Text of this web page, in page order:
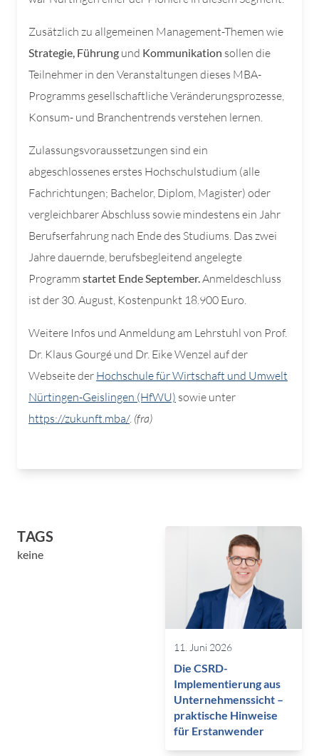
Zusätzlich zu allgemeinen Management-Themen wie
Strategie, Führung und Kommunikation sollen die
Teilnehmer in den Veranstaltungen dieses MBA-
Programms gesellschaftliche Veränderungsprozesse,
Konsum- und Branchentrends verstehen lernen.
Zulassungsvoraussetzungen sind ein
abgeschlossenes erstes Hochschulstudium (alle
Fachrichtungen; Bachelor, Diplom, Magister) oder
vergleichbarer Abschluss sowie mindestens ein Jahr
Berufserfahrung nach Ende des Studiums. Das zwei
Jahre dauernde, berufsbegleitend angelegte
Programm startet Ende September.Anmeldeschluss
ist der 30. August, Kostenpunkt 18.900 Euro.
Weitere Infos und Anmeldung am Lehrstuhl von Prof.
Dr. Klaus Gourgé und Dr. Eike Wenzel auf der
Webseite der Hochschule für Wirtschaft und Umwelt
Nürtingen-Geislingen (HfWU) sowie unter
https://zukunft.mba/. (fra)
TAGS
keine
11. Juni 2026
Die CSRD-
Implementierung aus
Unternehmenssicht –
praktische Hinweise
für Erstanwender